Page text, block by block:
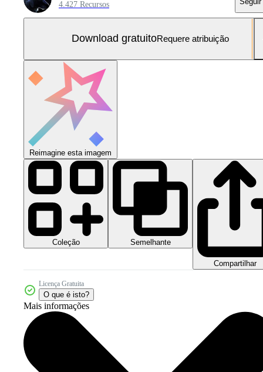
4.427 Recursos
Download gratuitoRequere atribuição
Reimagine esta imagem
Coleção Semelhante
Compartilhar
Licença Gratuita
O que é isto?
Mais informações